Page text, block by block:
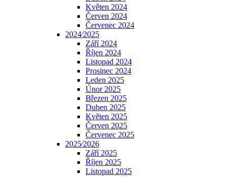
Květen 2024
Červen 2024
Červenec 2024
2024⁄2025
Září 2024
Říjen 2024
Listopad 2024
Prosinec 2024
Leden 2025
Únor 2025
Březen 2025
Duben 2025
Květen 2025
Červen 2025
Červenec 2025
2025⁄2026
Září 2025
Říjen 2025
Listopad 2025